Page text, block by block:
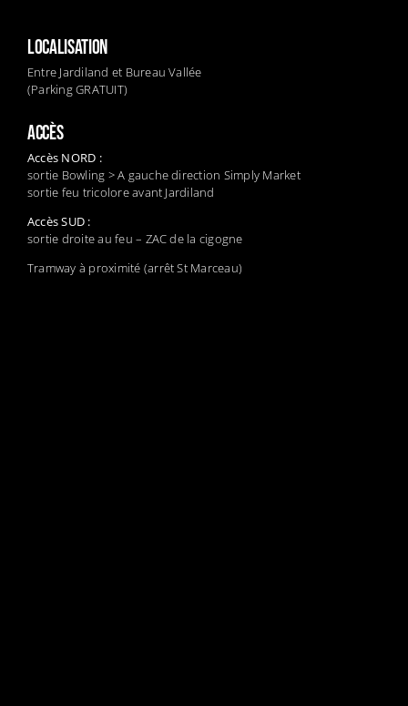
LOCALISATION
Entre Jardiland et Bureau Vallée
(Parking GRATUIT)
ACCÈS
Accès NORD :
sortie Bowling > A gauche direction Simply Market
sortie feu tricolore avant Jardiland
Accès SUD :
sortie droite au feu – ZAC de la cigogne
Tramway à proximité (arrêt St Marceau)